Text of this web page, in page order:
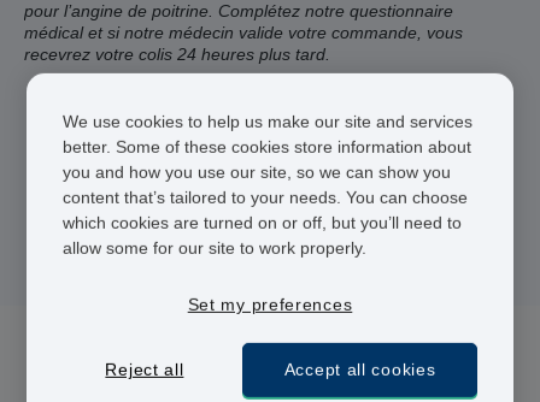
pour l’angine de poitrine. Complétez notre questionnaire
médical et si notre médecin valide votre commande, vous
recevrez votre colis 24 heures plus tard.
Praticiens agréés
Livraison 48 heures
Paiement sécurisé
2 médicament(s) pour Angine de poitrine
We use cookies to help us make our site and services
better. Some of these cookies store information about
you and how you use our site, so we can show you
content that’s tailored to your needs. You can choose
which cookies are turned on or off, but you’ll need to
allow some for our site to work properly.
Set my preferences
Reject all Accept all cookies